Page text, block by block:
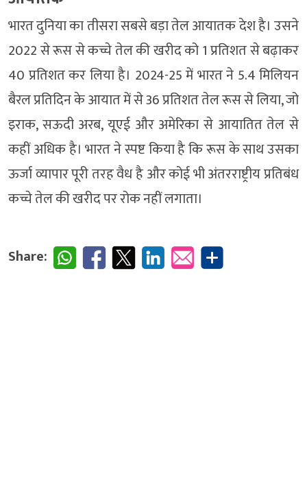
भारत दुनिया का तीसरा सबसे बड़ा तेल आयातक देश है। उसने
2022 से रूस से कच्चे तेल की खरीद को 1 प्रतिशत से बढ़ाकर
40 प्रतिशत कर लिया है। 2024-25 में भारत ने 5.4 मिलियन
बैरल प्रतिदिन के आयात में से 36 प्रतिशत तेल रूस से लिया, जो
इराक, सऊदी अरब, यूएई और अमेरिका से आयातित तेल से
कहीं अधिक है। भारत ने स्पष्ट किया है कि रूस के साथ उसका
ऊर्जा व्यापार पूरी तरह वैध है और कोई भी अंतरराष्ट्रीय प्रतिबंध
कच्चे तेल की खरीद पर रोक नहीं लगाता।
Share: